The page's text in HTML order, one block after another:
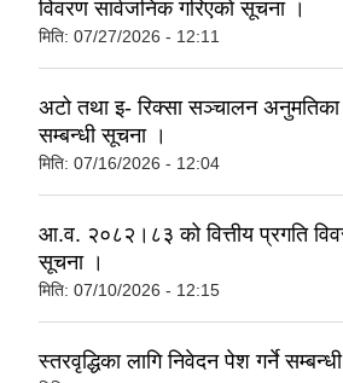
विवरण सार्वजनिक गरिएकाे सूचना ।
मिति: 07/27/2026 - 12:11
अटो तथा इ- रिक्सा सञ्चालन अनुमतिका
सम्बन्धी सूचना ।
मिति: 07/16/2026 - 12:04
आ.व. २०८२।८३ को वित्तीय प्रगति
सूचना ।
मिति: 07/10/2026 - 12:15
स्तरवृद्धिका लागि निवेदन पेश गर्ने